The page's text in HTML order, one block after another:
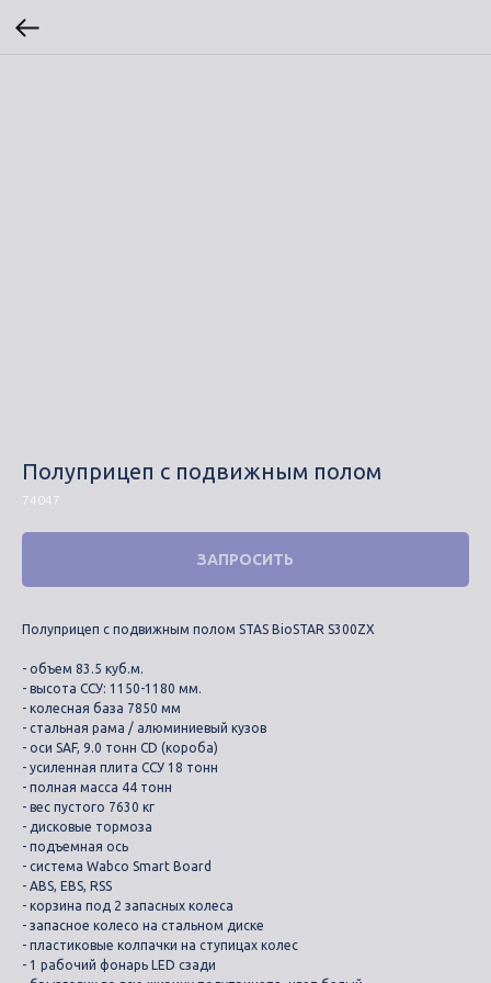
Полуприцеп с подвижным полом
74047
ЗАПРОСИТЬ
Полуприцеп с подвижным полом STAS BioSTAR S300ZX
- объем 83.5 куб.м.
- высота ССУ: 1150-1180 мм.
- колесная база 7850 мм
- стальная рама / алюминиевый кузов
- оси SAF, 9.0 тонн CD (короба)
- усиленная плита ССУ 18 тонн
- полная масса 44 тонн
- вес пустого 7630 кг
- дисковые тормоза
- подъемная ось
- система Wabco Smart Board
- ABS, EBS, RSS
- корзина под 2 запасных колеса
- запасное колесо на стальном диске
- пластиковые колпачки на ступицах колес
- 1 рабочий фонарь LED сзади